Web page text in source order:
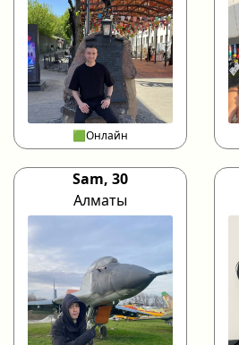
🟩Онлайн
Sam, 30
Алматы